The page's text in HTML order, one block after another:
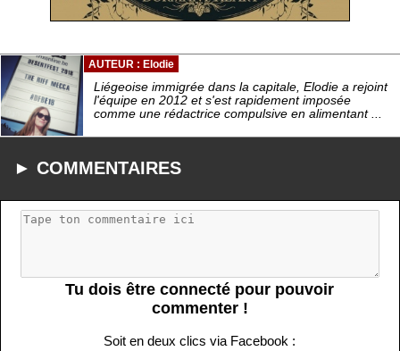
AUTEUR : Elodie
Liégeoise immigrée dans la capitale, Elodie a rejoint
l'équipe en 2012 et s'est rapidement imposée
comme une rédactrice compulsive en alimentant ...
► COMMENTAIRES
Tu dois être connecté pour pouvoir
commenter !
Soit en deux clics via Facebook :